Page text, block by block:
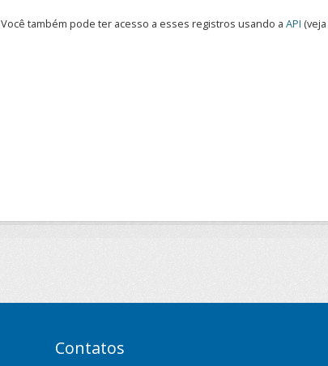
Você também pode ter acesso a esses registros usando a API (veja
Contatos